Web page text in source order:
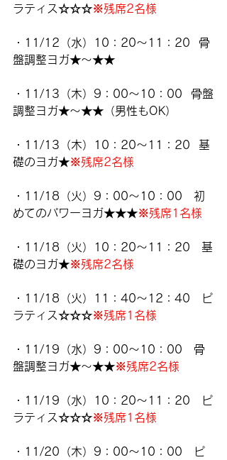
ラティス☆☆☆※残席2名様
・11/12（水）10：20～11：20  骨
盤調整ヨガ★～★★
・11/13（木）9：00～10：00  骨盤
調整ヨガ★～★★（男性もOK）
・11/13（木）10：20～11：20  基
礎のヨガ★※残席2名様
・11/18（火）9：00～10：00　初
めてのパワーヨガ★★★※残席1名様
・11/18（火）10：20～11：20　基
礎のヨガ★※残席2名様
・11/18（火）11：40～12：40　ピ
ラティス☆☆☆※残席1名様
・11/19（水）9：00～10：00　骨
盤調整ヨガ★～★★※残席2名様
・11/19（水）10：20～11：20　ピ
ラティス☆☆☆※残席1名様
・11/20（木）9：00～10：00　ピ